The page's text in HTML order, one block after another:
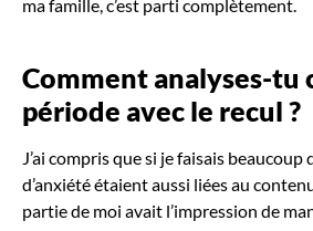
ma famille, c’est parti complètement.
Comment analyses-tu
période avec le recul ?
J’ai compris que si je faisais beaucoup
d’anxiété étaient aussi liées au
partie de moi avait l’impression de